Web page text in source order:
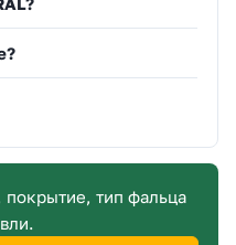
тип фальца